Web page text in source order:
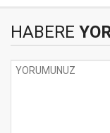
HABERE